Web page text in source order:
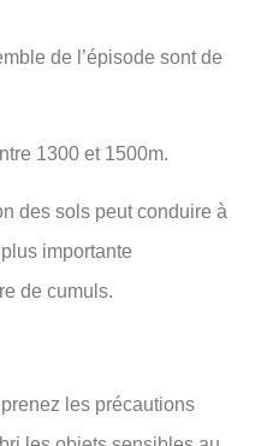
de l’épisode sont de
1300 et 1500m.
des sols peut conduire à
importante
de cumuls.
prenez les précautions